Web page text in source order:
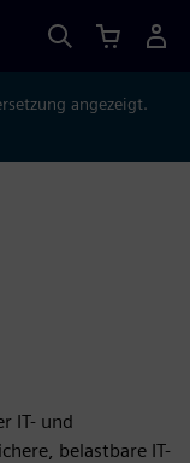
angezeigt.
IT- und
belastbare IT-